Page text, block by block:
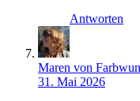
Antworten
Maren von
31. Mai 2026